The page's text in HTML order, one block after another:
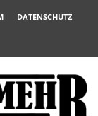
DATENSCHUTZ